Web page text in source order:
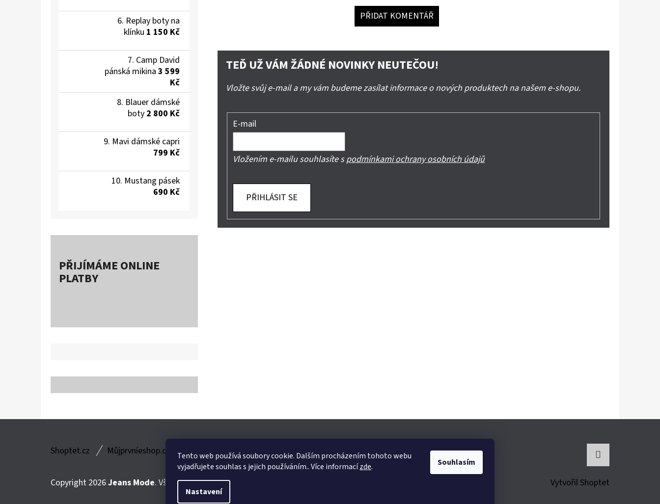
Tento web používá soubory cookie. Dalším procházením tohoto webu
vyjadřujete souhlas s jejich používáním.. Více informacízde.
Nastavení
Souhlasím
Replay boty na
klínku 1 150 Kč
Camp David
pánská mikina 3 599
Kč
Blauer dámské
boty 2 800 Kč
Mavi dámské capri
799 Kč
Mustang pásek
690 Kč
PŘIJÍMÁME ONLINE
PLATBY
PŘIDAT KOMENTÁŘ
TEĎ UŽ VÁM ŽÁDNÉ NOVINKY NEUTEČOU!
Vložte svůj e-mail a my vám budeme zasílat informace o nových produktech na našem e-shopu.
E-mail
Vložením e-mailu souhlasíte spodmínkami ochrany osobních údajů
PŘIHLÁSIT SE
Shoptet.cz
Můjprvníeshop.cz
Vytvořil Shoptet
Copyright 2026Jeans Mode. Všechna práva vyhrazena.